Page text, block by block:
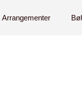
Arrangementer